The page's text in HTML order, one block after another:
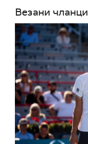
Везани чланци